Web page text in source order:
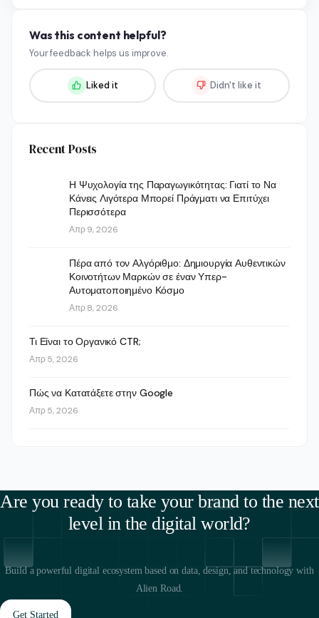
Was this content helpful?
Your feedback helps us improve.
Liked it Didn't like it
Recent Posts
Η Ψυχολογία της Παραγωγικότητας: Γιατί το Να
Κάνεις Λιγότερα Μπορεί Πράγματι να Επιτύχει
Περισσότερα
Απρ 9, 2026
Πέρα από τον Αλγόριθμο: Δημιουργία Αυθεντικών
Κοινοτήτων Μαρκών σε έναν Υπερ-
Αυτοματοποιημένο Κόσμο
Απρ 8, 2026
Τι Είναι το Οργανικό CTR;
Απρ 5, 2026
Πώς να Κατατάξετε στην Google
Απρ 5, 2026
Are you ready to take your brand to the next
level in the digital world?
Build a powerful digital ecosystem based on data, design, and technology with
Alien Road.
Get Started